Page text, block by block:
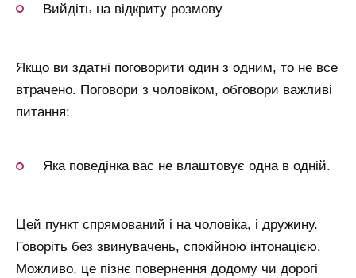
Вийдіть на відкриту розмову
Якщо ви здатні поговорити один з одним, то не все
втрачено. Поговори з чоловіком, обговори важливі
питання:
Яка поведінка вас не влаштовує одна в одній.
Цей пункт спрямований і на чоловіка, і дружину.
Говоріть без звинувачень, спокійною інтонацією.
Можливо, це пізнє повернення додому чи дорогі